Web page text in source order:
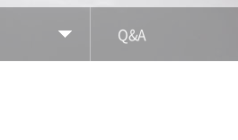
Q&A